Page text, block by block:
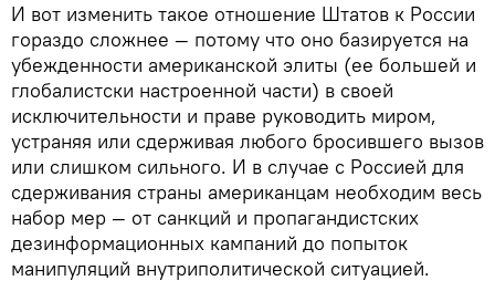
И вот изменить такое отношение Штатов к России
гораздо сложнее — потому что оно базируется на
убежденности американской элиты (ее большей и
глобалистски настроенной части) в своей
исключительности и праве руководить миром,
устраняя или сдерживая любого бросившего вызов
или слишком сильного. И в случае с Россией для
сдерживания страны американцам необходим весь
набор мер — от санкций и пропагандистских
дезинформационных кампаний до попыток
манипуляций внутриполитической ситуацией.